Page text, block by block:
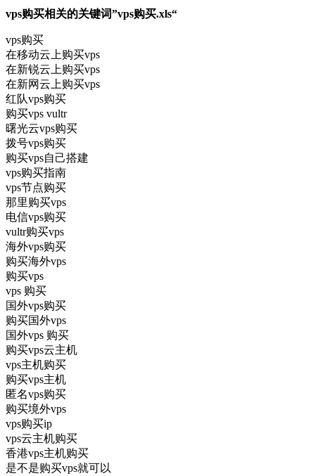
vps购买相关的关键词”vps购买.xls“
vps购买
在移动云上购买vps
在新锐云上购买vps
在新网云上购买vps
红队vps购买
购买vps vultr
曙光云vps购买
拨号vps购买
购买vps自己搭建
vps购买指南
vps节点购买
那里购买vps
电信vps购买
vultr购买vps
海外vps购买
购买海外vps
购买vps
vps 购买
国外vps购买
购买国外vps
国外vps 购买
购买vps云主机
vps主机购买
购买vps主机
匿名vps购买
购买境外vps
vps购买ip
vps云主机购买
香港vps主机购买
是不是购买vps就可以